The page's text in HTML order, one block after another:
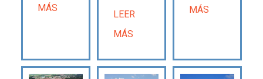
MÁS
LEER
MÁS
MÁS